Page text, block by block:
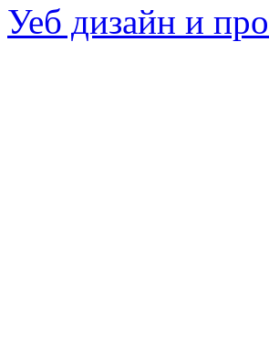
Уеб дизайн и